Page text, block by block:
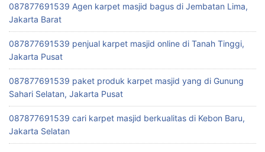
087877691539 Agen karpet masjid bagus di Jembatan Lima,
Jakarta Barat
087877691539 penjual karpet masjid online di Tanah Tinggi,
Jakarta Pusat
087877691539 paket produk karpet masjid yang di Gunung
Sahari Selatan, Jakarta Pusat
087877691539 cari karpet masjid berkualitas di Kebon Baru,
Jakarta Selatan